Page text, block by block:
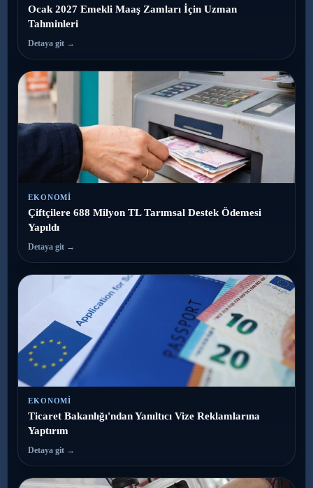
Ocak 2027 Emekli Maaş Zamları İçin Uzman
Tahminleri
Detaya git →
EKONOMI
Çiftçilere 688 Milyon TL Tarımsal Destek Ödemesi
Yapıldı
Detaya git →
EKONOMI
Ticaret Bakanlığı'ndan Yanıltıcı Vize Reklamlarına
Yaptırım
Detaya git →